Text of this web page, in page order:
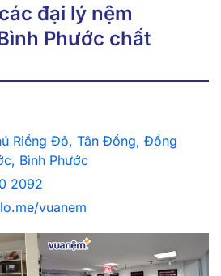
đại lý nệm
Phước chất
Riềng Đỏ, Tân Đồng, Đồng
Bình Phước
2092
vuanem